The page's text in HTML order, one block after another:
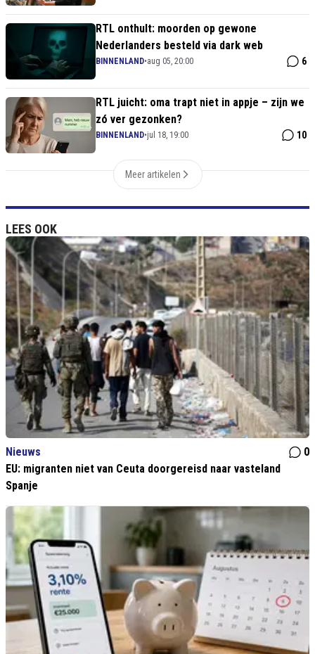
RTL onthult: moorden op gewone
Nederlanders besteld via dark web
BINNENLAND•aug 05, 20:00 6
RTL juicht: oma trapt niet in appje – zijn we
zó ver gezonken?
BINNENLAND•jul 18, 19:00 10
Meer artikelen
LEES OOK
Nieuws
0
EU: migranten niet van Ceuta doorgereisd naar vasteland
Spanje